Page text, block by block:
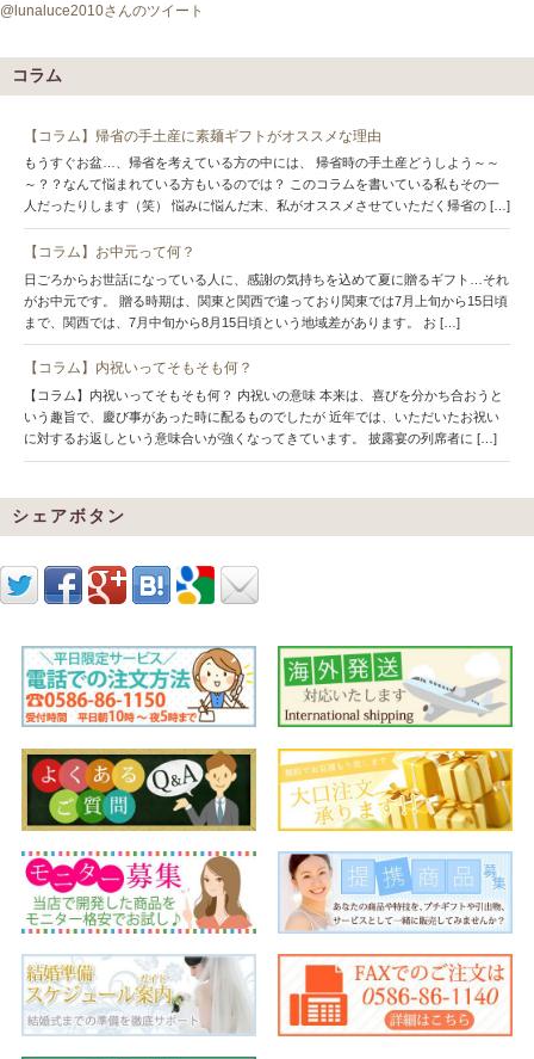
@lunaluce2010さんのツイート
コラム
【コラム】帰省の手土産に素麺ギフトがオススメな理由
もうすぐお盆…、帰省を考えている方の中には、 帰省時の手土産どうしよう～～
～？？なんて悩まれている方もいるのでは？ このコラムを書いている私もその一
人だったりします（笑） 悩みに悩んだ末、私がオススメさせていただく帰省の […]
【コラム】お中元って何？
日ごろからお世話になっている人に、感謝の気持ちを込めて夏に贈るギフト…それ
がお中元です。 贈る時期は、関東と関西で違っており関東では7月上旬から15日頃
まで、関西では、7月中旬から8月15日頃という地域差があります。 お […]
【コラム】内祝いってそもそも何？
【コラム】内祝いってそもそも何？ 内祝いの意味 本来は、喜びを分かち合おうと
いう趣旨で、慶び事があった時に配るものでしたが 近年では、いただいたお祝い
に対するお返しという意味合いが強くなってきています。 披露宴の列席者に […]
シェアボタン